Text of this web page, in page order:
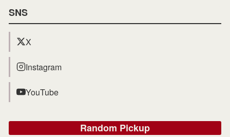
SNS
X
Instagram
YouTube
Random Pickup